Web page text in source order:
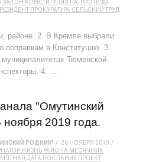
ЗАКОН КОНСТИТУЦИЯ ПАТРИОТИЗМ
ПРОКУРАТУРА СЕЛЬСКИЙ ТРУД
районе. 2. В Кремле выбрали
поправкам в Конституцию. 3.
Тюменской
4. …
"Омутинский
ноября 2019 года.
РОДНИК"
26 НОЯБРЯ 2019
ЖИЗНЬ РАЙОНА МЕСЯЧНИК
ДАТА ПОСЛАНИЕ ПРОЕКТ